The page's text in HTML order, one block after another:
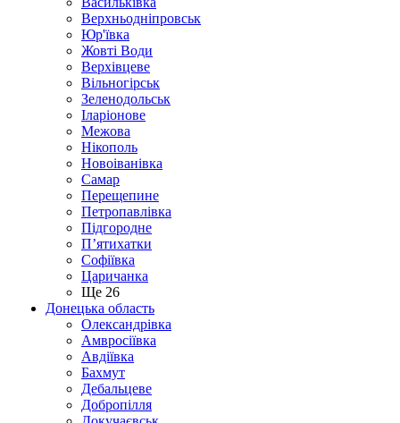
Верхньодніпровськ
Юр'ївка
Жовті Води
Верхівцеве
Вільногірськ
Зеленодольськ
Іларіонове
Межова
Нікополь
Новоіванівка
Самар
Перещепине
Петропавлівка
Підгородне
П’ятихатки
Софіївка
Царичанка
Ще 26
Донецька область
Олександрівка
Амвросіївка
Авдіївка
Бахмут
Дебальцеве
Добропілля